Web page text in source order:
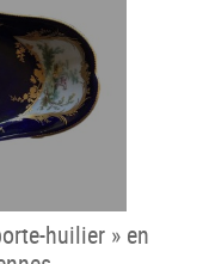
huilier » en